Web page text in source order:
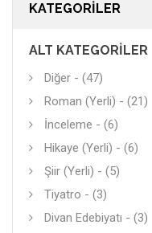
KATEGORILER
ALT KATEGORILER
Diğer - (47)
Roman (Yerli) - (21)
İnceleme - (6)
Hikaye (Yerli) - (6)
Şiir (Yerli) - (5)
Tiyatro - (3)
Divan Edebiyatı - (3)